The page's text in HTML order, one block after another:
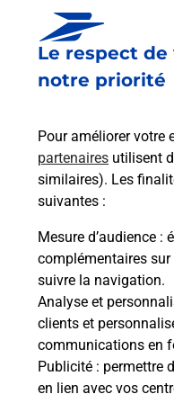
Le respect
notre priorité
Pour améliorer votre
partenaires utilisent
similaires). Les
suivantes :
Mesure d’audience :
complémentaires
suivre la navigation.
Analyse et
clients et
communications en
Publicité : permettre
en lien avec vos
Prochaine
2 Rue De La Liberte
21230 Maligny
Itinéraire
Le lien s'ouvre dans un